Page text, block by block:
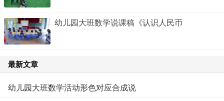
幼儿园大班数学说课稿《认识人民币
最新文章
幼儿园大班数学活动形色对应合成说